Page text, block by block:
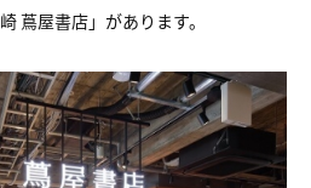
蔦屋書店」があります。